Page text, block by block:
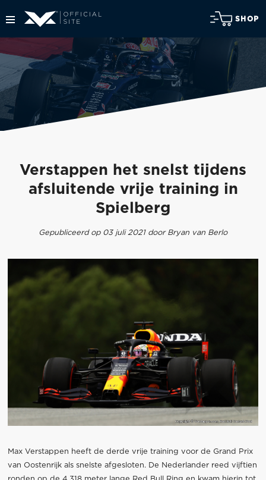
SHOP
Verstappen het snelst tijdens
afsluitende vrije training in
Spielberg
Gepubliceerd op 03 juli 2021 door Bryan van Berlo
Max Verstappen heeft de derde vrije training voor de Grand Prix
van Oostenrijk als snelste afgesloten. De Nederlander reed vijftien